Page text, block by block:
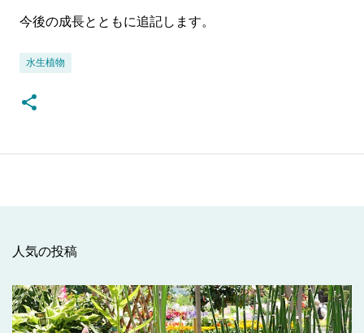
今後の成長とともに追記します。
水生植物
人気の投稿